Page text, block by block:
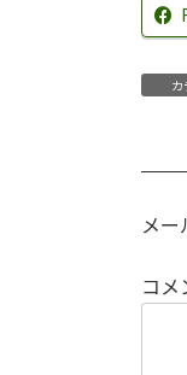
カ
メ
コメ